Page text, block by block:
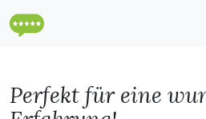
Perfekt für eine